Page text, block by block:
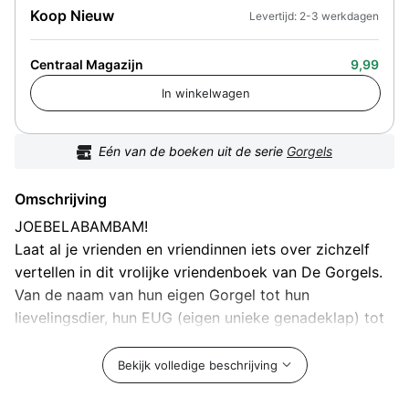
Koop Nieuw
Centraal Magazijn 9,99
Levertijd: 2-3 werkdagen
Eén van de boeken uit de serie Gorgels
Omschrijving
JOEBELABAMBAM!
Laat al je vrienden en vriendinnen iets over zichzelf
vertellen in dit vrolijke vriendenboek van De Gorgels.
Van de naam van hun eigen Gorgel tot hun
lievelingsdier, hun EUG (eigen unieke genadeklap) tot
vrienden. En vooral: Samen zijn wij goed in...
Bobba en Belia hebben al een pagina voor je ingevuld.
Bekijk volledige beschrijving